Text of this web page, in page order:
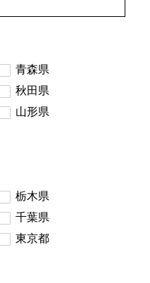
青森県
秋田県
山形県
栃木県
千葉県
東京都